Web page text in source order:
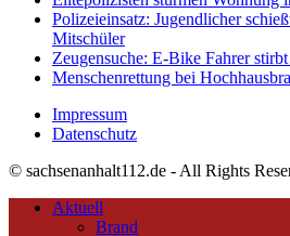
Polizeieinsatz: Jugendlicher
Mitschüler
Zeugensuche: E-Bike Fahrer
Menschenrettung bei
Impressum
Datenschutz
© sachsenanhalt112.de - All Rights
Aktuell
Brand